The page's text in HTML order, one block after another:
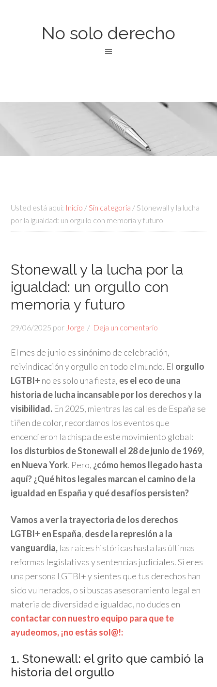
No solo derecho
Usted está aquí: Inicio /Sin categoría / Stonewall y la lucha
por la igualdad: un orgullo con memoria y futuro
Stonewall y la lucha por la
igualdad: un orgullo con
memoria y futuro
29/06/2025 por Jorge Deja un comentario
El mes de junio es sinónimo de celebración,
reivindicación y orgullo en todo el mundo. El orgullo
LGTBI+ no es solo una fiesta, es el eco de una
historia de lucha incansable por los derechos y la
visibilidad. En 2025, mientras las calles de España se
tiñen de color, recordamos los eventos que
encendieron la chispa de este movimiento global:
los disturbios de Stonewall el 28 de junio de 1969,
en Nueva York. Pero, ¿cómo hemos llegado hasta
aquí? ¿Qué hitos legales marcan el camino de la
igualdad en España y qué desafíos persisten?
Vamos a ver la trayectoria de los derechos
LGTBI+ en España, desde la represión a la
vanguardia, las raíces históricas hasta las últimas
reformas legislativas y sentencias judiciales. Si eres
una persona LGTBI+ y sientes que tus derechos han
sido vulnerados, o si buscas asesoramiento legal en
materia de diversidad e igualdad, no dudes en
contactar con nuestro equipo para que te
ayudeomos, ¡no estás sol@!:
1. Stonewall: el grito que cambió la
historia del orgullo